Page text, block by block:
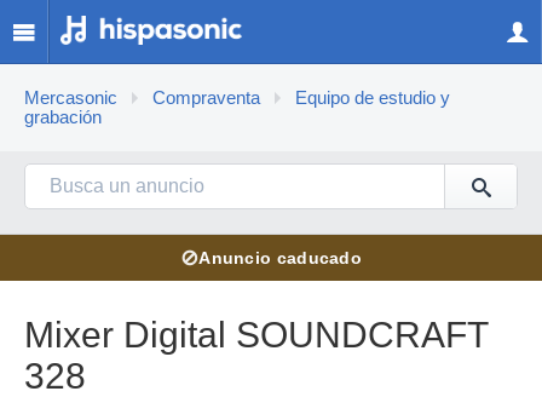
Mercasonic Compraventa
Equipo de estudio y
grabación
⊘Anuncio caducado
Mixer Digital SOUNDCRAFT
328